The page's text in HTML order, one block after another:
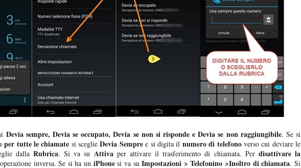
Devia sempre, Devia se occupato, Devia se non si risponde e Devia se non raggiungibile. Se si
per tutte le chiamate si sceglieDevia Sempree si digita il numero di telefonoverso cui deviare le
dalla Rubrica. Si va su Attiva per attivare il trasferimento di chiamata. Per disattivare la
inversa. Se si ha un iPhonesi va suImpostazioni > Telefonino >Inoltro di chiamata. Si